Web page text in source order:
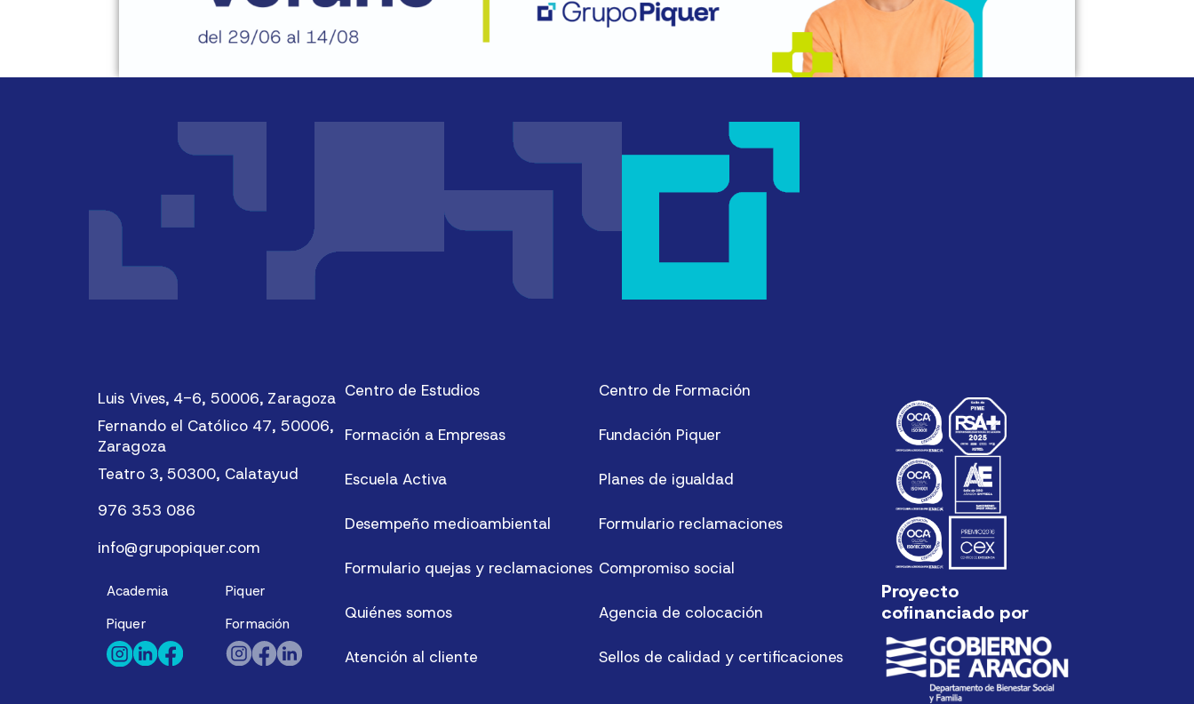
Luis Vives, 4-6, 50006, Zaragoza
Fernando el Católico 47, 50006,
Zaragoza
Teatro 3, 50300, Calatayud
976 353 086
info@grupopiquer.com
Academia
Piquer
Piquer
Formación
Centro de Estudios
Formación a Empresas
Escuela Activa
Desempeño medioambiental
Formulario quejas y reclamaciones
Quiénes somos
Atención al cliente
Centro de Formación
Fundación Piquer
Planes de igualdad
Formulario reclamaciones
Compromiso social
Agencia de colocación
Sellos de calidad y certificaciones
Proyecto
cofinanciado por